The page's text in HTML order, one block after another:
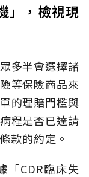
」，檢視現
多半會選擇諸
等保險商品來
的理賠門檻與
程是否已達請
款的約定。
「CDR臨床失